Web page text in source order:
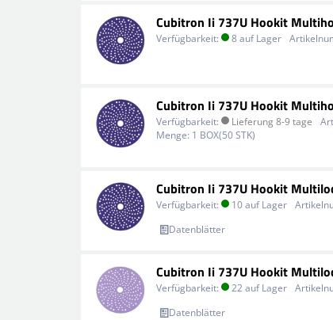
Cubitron Ii 737U Hookit
Verfügbarkeit: 8 auf Lager
Cubitron Ii 737U Hookit
Verfügbarkeit: Lieferung 8-9 tage
Menge: 1 BOX(50 STK)
Cubitron Ii 737U Hookit
Verfügbarkeit: 10 auf Lager
Datenblätter
Cubitron Ii 737U Hookit
Verfügbarkeit: 22 auf Lager
Datenblätter